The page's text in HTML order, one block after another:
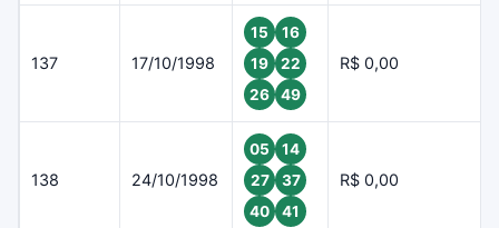
137 17/10/1998
15
16
19
22
26
49
R$ 0,00
138 24/10/1998
05
14
27
37
40
41
R$ 0,00